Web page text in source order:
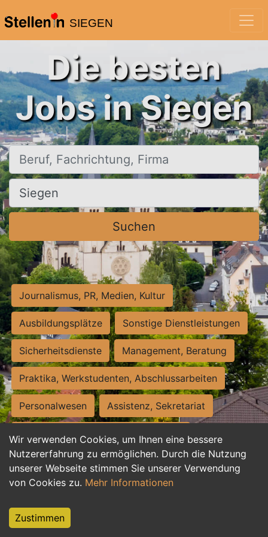
SIEGEN
Wir verwenden Cookies, um Ihnen eine bessere
Nutzererfahrung zu ermöglichen. Durch die Nutzung
unserer Webseite stimmen Sie unserer Verwendung
von Cookies zu. Mehr Informationen
Zustimmen
Die besten
Jobs in Siegen
Beruf, Fachrichtung, Firma
Ort, Stadt
Suchen
Journalismus, PR, Medien, Kultur
Ausbildungsplätze Sonstige Dienstleistungen
Sicherheitsdienste Management, Beratung
Praktika, Werkstudenten, Abschlussarbeiten
Personalwesen Assistenz, Sekretariat
Hilfskräfte, Aushilfs- und Nebenjobs
Einkauf, Logistik, Materialwirtschaft
Weiterbildung, Studium, duale Ausbildung
Tourismus